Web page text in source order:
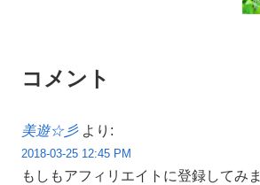
コメント
美遊☆彡 より:
2018-03-25 12:45 PM
もしもアフィリエイトに登録してみま